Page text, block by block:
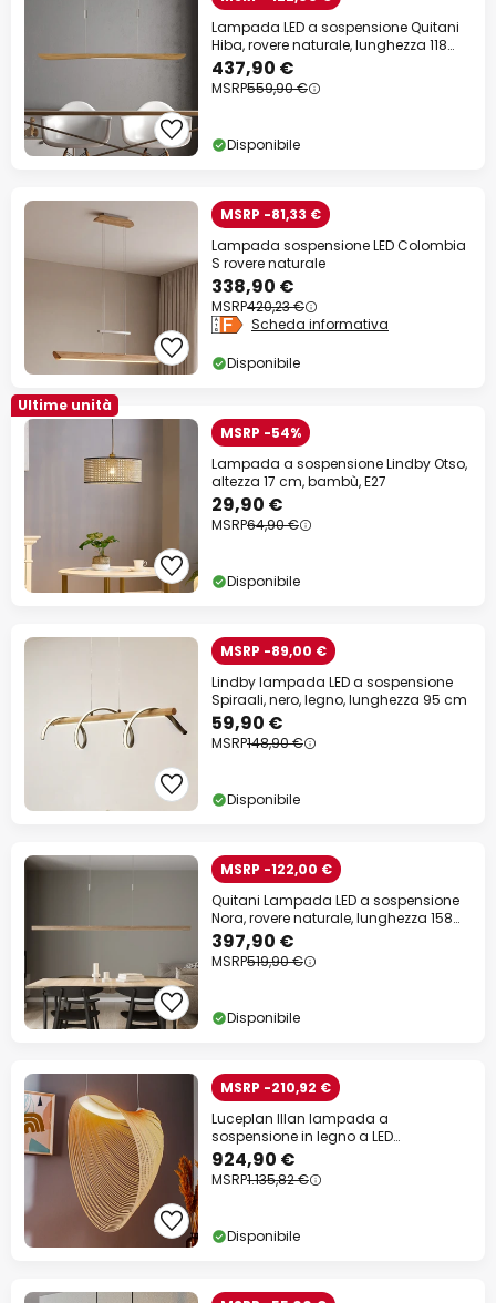
Lampada LED a sospensione Quitani
Hiba, rovere naturale, lunghezza 118
cm
437,90 €
MSRP559,90 €
Disponibile
MSRP -81,33 €
Lampada sospensione LED Colombia
S rovere naturale
338,90 €
MSRP420,23 €
Scheda informativa
Disponibile
Ultime unità
MSRP -54%
Lampada a sospensione Lindby Otso,
altezza 17 cm, bambù, E27
29,90 €
MSRP64,90 €
Disponibile
MSRP -89,00 €
Lindby lampada LED a sospensione
Spiraali, nero, legno, lunghezza 95 cm
59,90 €
MSRP148,90 €
Disponibile
MSRP -122,00 €
Quitani Lampada LED a sospensione
Nora, rovere naturale, lunghezza 158
cm
397,90 €
MSRP519,90 €
Disponibile
MSRP -210,92 €
Luceplan Illan lampada a
sospensione in legno a LED
dimmerabile Ø 60 cm
924,90 €
MSRP1.135,82 €
Disponibile